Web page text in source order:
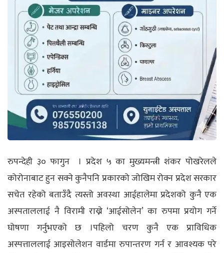
रुपन्देही ३० फागुन ।प्रदेश ५ का मुख्यमन्त्री शंकर पोखरेलले
कोरोनाबाट हुन सक्ने कुनैपनि प्रकारको जोखिम रोक्न प्रदेश सरकार
सचेत रहेको बताउँदै त्यस्तो अवस्था आईहालेमा प्रदेशको कुनै एक
अस्पताललाई नै विरामी राख्ने ‘आईसोलेन’ का रुपमा प्रयोग गर्ने
घोषणा गर्नुभएको छ ।पहिलो चरण कुनै एक प्राविधिक
अस्पत्ताललाई आइसोलेशन वार्डमा रुपान्तरण गर्न र आवश्यक परे